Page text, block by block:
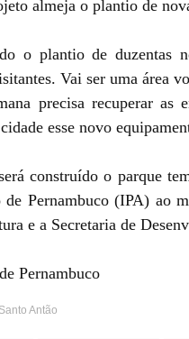
almeja o plantio de
o plantio de duzentas
Vai ser uma área
precisa recuperar
esse novo
construído o parque
de Pernambuco (IPA) ao
e a Secretaria de
Pernambuco
Antão